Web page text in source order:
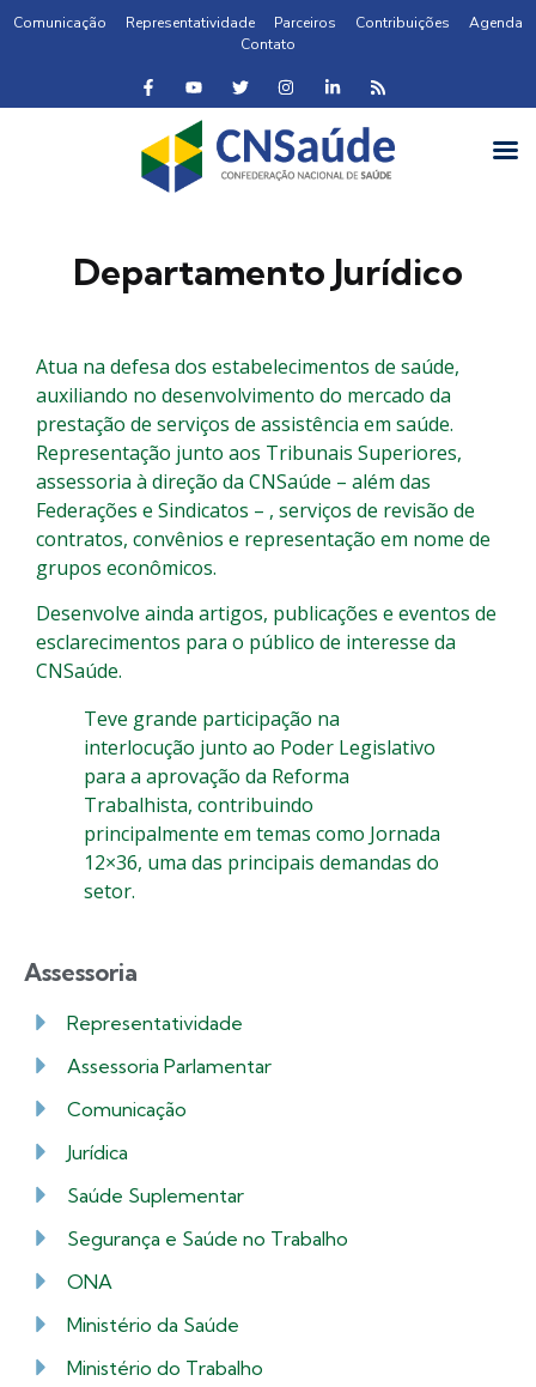
Comunicação Representatividade Parceiros Contribuições
Agenda
Contato
Departamento Jurídico
Assessoria
Representatividade
Assessoria Parlamentar
Comunicação
Jurídica
Saúde Suplementar
Segurança e Saúde no Trabalho
ONA
Ministério da Saúde
Ministério do Trabalho
Atua na defesa dos estabelecimentos de saúde,
auxiliando no desenvolvimento do mercado da
prestação de serviços de assistência em saúde.
Representação junto aos Tribunais Superiores,
assessoria à direção da CNSaúde – além das
Federações e Sindicatos – , serviços de revisão de
contratos, convênios e representação em nome de
grupos econômicos.
Desenvolve ainda artigos, publicações e eventos de
esclarecimentos para o público de interesse da
CNSaúde.
Teve grande participação na
interlocução junto ao Poder Legislativo
para a aprovação da Reforma
Trabalhista, contribuindo
principalmente em temas como Jornada
12×36, uma das principais demandas do
setor.